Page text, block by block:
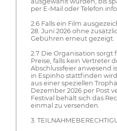
per E-Mail oder Telefon
2.6 Falls ein Film
28. Juni 2026 ohne
Gebühren erneut gezeigt.
2.7 Die Organisation sorgt
Preise, falls kein Vertreter
Abschlussfeier anwesend
in Espinho stattfinden
aus einer speziellen
Dezember 2026 per Post
Festival behält sich das
einmal zu versenden.
3.